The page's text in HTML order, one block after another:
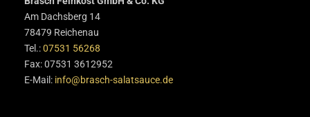
Am Dachsberg 14
78479 Reichenau
Tel.:07531 56268
Fax: 07531 3612952
E-Mail: info@brasch-salatsauce.de